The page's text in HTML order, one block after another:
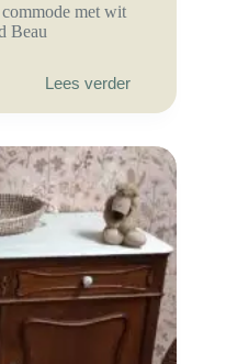
met wit
Beau
Lees verder